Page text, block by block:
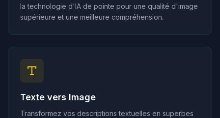
la technologie d'IA de pointe pour une qualité d'image
supérieure et une meilleure compréhension.
Texte vers Image
Transformez vos descriptions textuelles en superbes